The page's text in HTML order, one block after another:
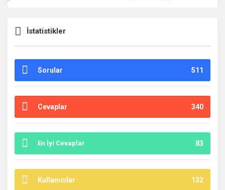
İstatistikler
Sorular 511
Cevaplar 340
En İyi Cevaplar 83
Kullanıcılar 132